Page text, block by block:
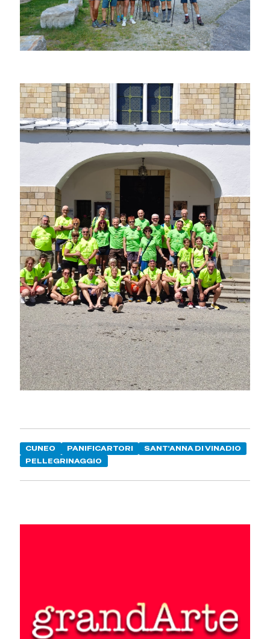
CUNEO PANIFICARTORI
SANT'ANNA DI VINADIO
PELLEGRINAGGIO